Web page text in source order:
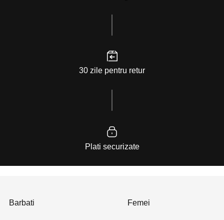
30 zile pentru retur
Plati securizate
Barbati Femei